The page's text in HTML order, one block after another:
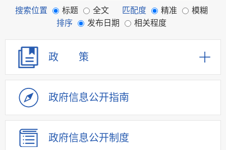
搜索位置 标题 全文 匹配度 精准
模糊
排序
发布日期 相关程度
政 策
政府信息公开指南
政府信息公开制度